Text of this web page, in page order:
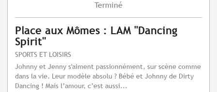
Terminé
Place aux Mômes : LAM "Dancing
Spirit"
SPORTS ET LOISIRS
Johnny et Jenny s'aiment passionnément, sur scène comme
dans la vie. Leur modèle absolu ? Bébé et Johnny de Dirty
Dancing ! Mais l’amour, c’est aussi...